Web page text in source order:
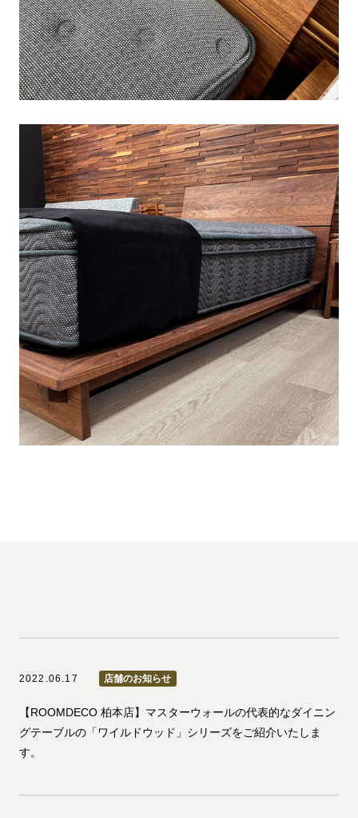
2022.06.17 店舗のお知らせ
【ROOMDECO 柏本店】マスターウォールの代表的なダイニン
グテーブルの「ワイルドウッド」シリーズをご紹介いたしま
す。